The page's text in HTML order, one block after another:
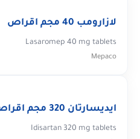
لازارومب 40 مجم اقراص
Lasaromep 40 mg tablets
Mepaco
ايديسارتان 320 مجم اقراص
Idisartan 320 mg tablets